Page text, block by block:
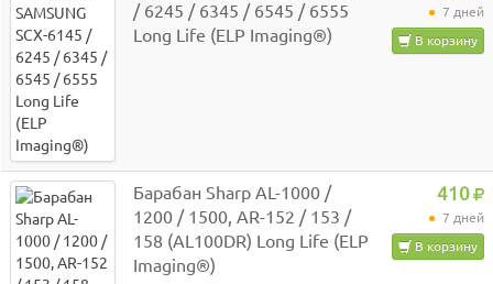
/ 6245 / 6345 / 6545 / 6555
Long Life (ELP Imaging®)
7 дней
В корзину
Барабан Sharp AL-1000 /
1200 / 1500, AR-152 / 153 /
158 (AL100DR) Long Life (ELP
Imaging®)
410
7 дней
В корзину